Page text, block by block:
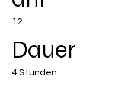
12
Dauer
4 Stunden